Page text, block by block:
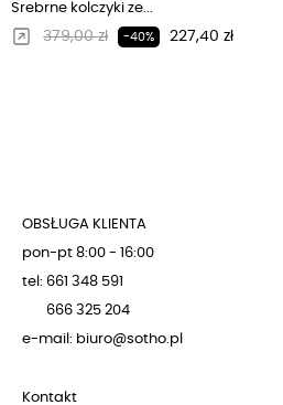
Srebrne kolczyki ze...
Regularna cena
379,00 zł -40% Cena
227,40 zł
OBSŁUGA KLIENTA
pon-pt 8:00 - 16:00
tel: 661 348 591
666 325 204
e-mail: biuro@sotho.pl
Kontakt